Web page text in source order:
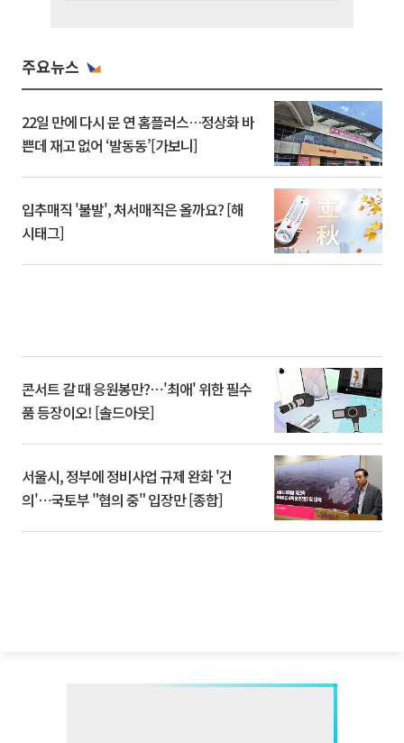
주요뉴스
22일 만에 다시 문 연 홈플러스…정상화 바
쁜데 재고 없어 ‘발동동’[가보니]
입추매직 '불발', 처서매직은 올까요? [해
시태그]
콘서트 갈 때 응원봉만?⋯'최애' 위한 필수
품 등장이오! [솔드아웃]
서울시, 정부에 정비사업 규제 완화 '건
의'⋯국토부 "협의 중" 입장만 [종합]